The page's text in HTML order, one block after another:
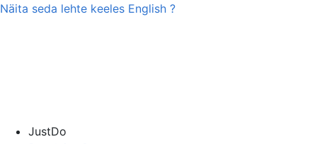
Näita seda lehte keeles English ?
JustDo